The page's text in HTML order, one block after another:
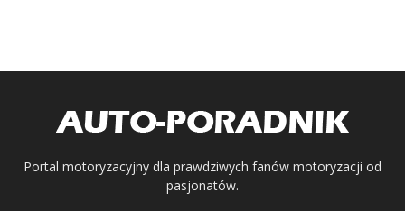
Portal motoryzacyjny dla prawdziwych fanów motoryzacji od
pasjonatów.